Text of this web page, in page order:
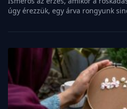
úgy érezzük, egy árva rongyunk
amellyel nap mint nap
szabadságot, hanem döntési
feszültséget szül az életünkben. A
koncepciója […]